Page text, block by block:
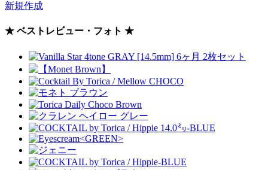
新規作成
★ ベストレビュー・フォト ★